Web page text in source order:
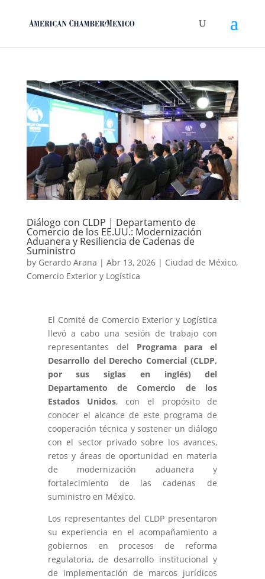
Diálogo con CLDP | Departamento de
Comercio de los EE.UU.: Modernización
Aduanera y Resiliencia de Cadenas de
Suministro
by Gerardo Arana | Abr 13, 2026| Ciudad de México,
Comercio Exterior y Logística
El Comité de Comercio Exterior y Logística
llevó a cabo una sesión de trabajo con
representantes del Programa para el
Desarrollo del Derecho Comercial (CLDP,
por sus siglas en inglés) del
Departamento de Comercio de los
Estados Unidos, con el propósito de
conocer el alcance de este programa de
cooperación técnica y sostener un diálogo
con el sector privado sobre los avances,
retos y áreas de oportunidad en materia
de modernización aduanera y
fortalecimiento de las cadenas de
suministro en México.
Los representantes del CLDP presentaron
su experiencia en el acompañamiento a
gobiernos en procesos de reforma
regulatoria, de desarrollo institucional y
de implementación de marcos jurídicos